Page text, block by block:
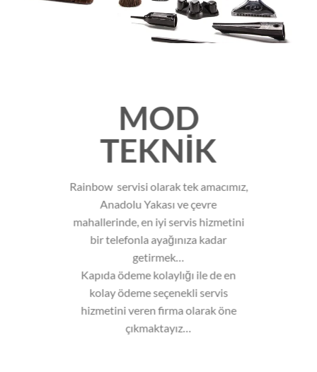
MOD
TEKNİK
Rainbow servisi olarak tek amacımız,
Anadolu Yakası ve çevre
mahallerinde, en iyi servis hizmetini
bir telefonla ayağınıza kadar
getirmek…
Kapıda ödeme kolaylığı ile de en
kolay ödeme seçenekli servis
hizmetini veren firma olarak öne
çıkmaktayız…